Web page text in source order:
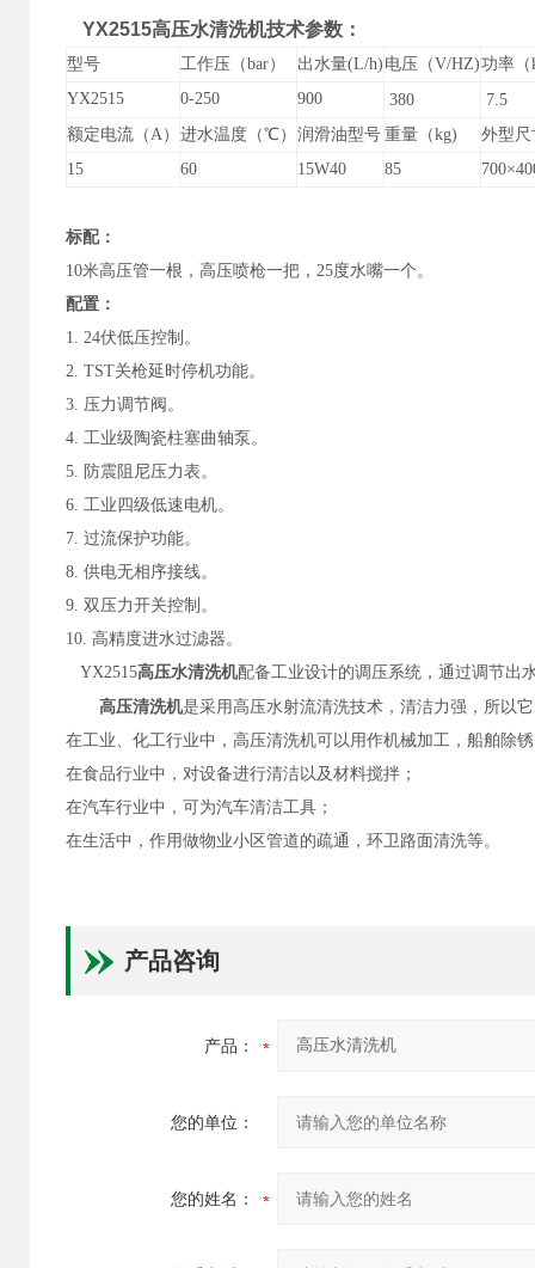
YX2515高压水清洗机技术参数：
型号 工作压（bar） 出水量(L/h) 电压（V/HZ)功率（
YX2515 0-250 900 380
7.5
额定电流（A） 进水温度（℃） 润滑油型号 重量（kg)
外型尺
15
60 15W40 85 700×40
标配：
10米高压管一根，高压喷枪一把，25度水嘴一个。
配置：
1. 24伏低压控制。
2. TST关枪延时停机功能。
3. 压力调节阀。
4. 工业级陶瓷柱塞曲轴泵。
5. 防震阻尼压力表。
6. 工业四级低速电机。
7. 过流保护功能。
8. 供电无相序接线。
9. 双压力开关控制。
10. 高精度进水过滤器。
YX2515高压水清洗机配备工业设计的调压系统，通过调节出
高压清洗机是采用高压水射流清洗技术，清洁力强，所以
在工业、化工行业中，高压清洗机可以用作机械加工，船舶除
在食品行业中，对设备进行清洁以及材料搅拌；
在汽车行业中，可为汽车清洁工具；
在生活中，作用做物业小区管道的疏通，环卫路面清洗等。
产品咨询
产品：
您的单位：
您的姓名：